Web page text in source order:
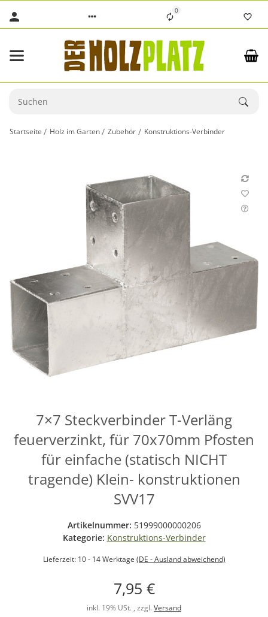
0
Startseite Holz im Garten Zubehör Konstruktions-Verbinder
7×7 Steckverbinder T-Verläng
feuerverzinkt, für 70x70mm Pfosten
für einfache (statisch NICHT
tragende) Klein- konstruktionen
SVV17
Artikelnummer: 51999000000206
Kategorie: Konstruktions-Verbinder
Lieferzeit: 10 - 14 Werktage (DE - Ausland abweichend)
7,95 €
inkl. 19% USt. , zzgl. Versand